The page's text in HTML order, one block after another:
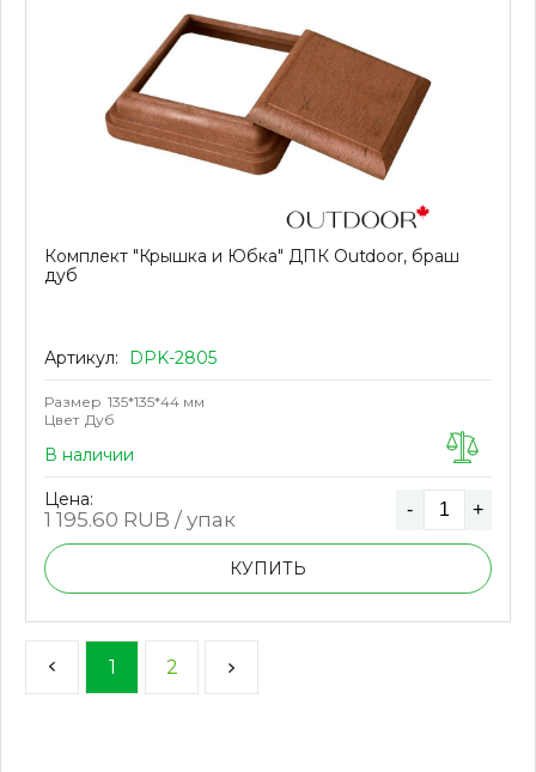
Комплект "Крышка и Юбка" ДПК Outdoor, браш
дуб
Артикул: DPK-2805
Размер 135*135*44 мм
Цвет Дуб
В наличии
Цена:
1 195.60 RUB / упак - +
КУПИТЬ
1 2